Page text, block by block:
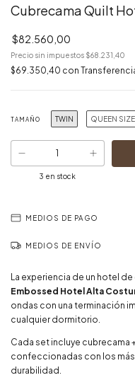
Cubrecama Quilt
$82.560,00
Precio sin impuestos $68.231,40
$69.350,40 con
TAMAÑO TWIN QUEEN SIZE
3 en stock
MEDIOS DE PAGO
MEDIOS DE ENVÍO
La experiencia de un hotel
Embossed Hotel Alta
ondas con una terminación
cualquier dormitorio.
Cada set incluye cubrecama
confeccionadas con los
durabilidad.